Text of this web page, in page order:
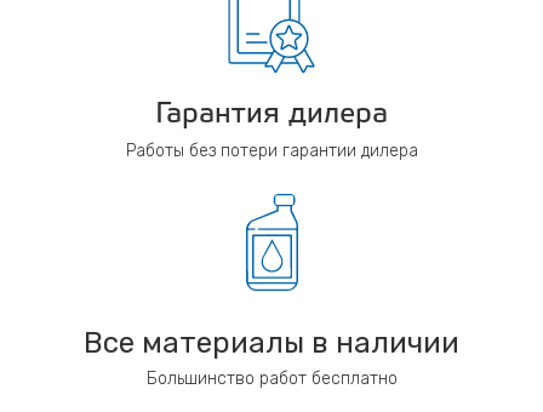
Гарантия дилера
Работы без потери гарантии дилера
Все материалы в наличии
Большинство работ бесплатно